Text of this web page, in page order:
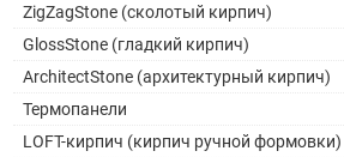
ZigZagStone (сколотый кирпич)
GlossStone (гладкий кирпич)
ArchitectStone (архитектурный кирпич)
Термопанели
LOFT-кирпич (кирпич ручной формовки)